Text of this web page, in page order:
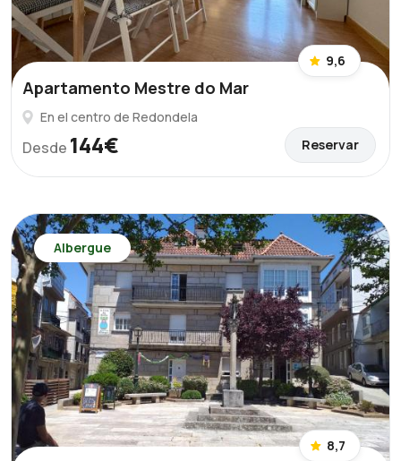
9,6
Apartamento Mestre do Mar
En el centro de Redondela
Desde 144€ Reservar
Albergue
8,7